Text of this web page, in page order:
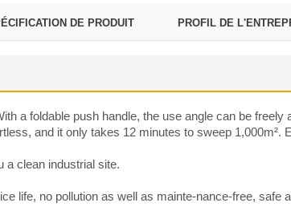
DE PRODUIT PROFIL DE
a foldable push handle, the use angle can be
and it only takes 12 minutes to sweep 1,000m².
a clean industrial site.
life, no pollution as well as mainte-nance-free, safe